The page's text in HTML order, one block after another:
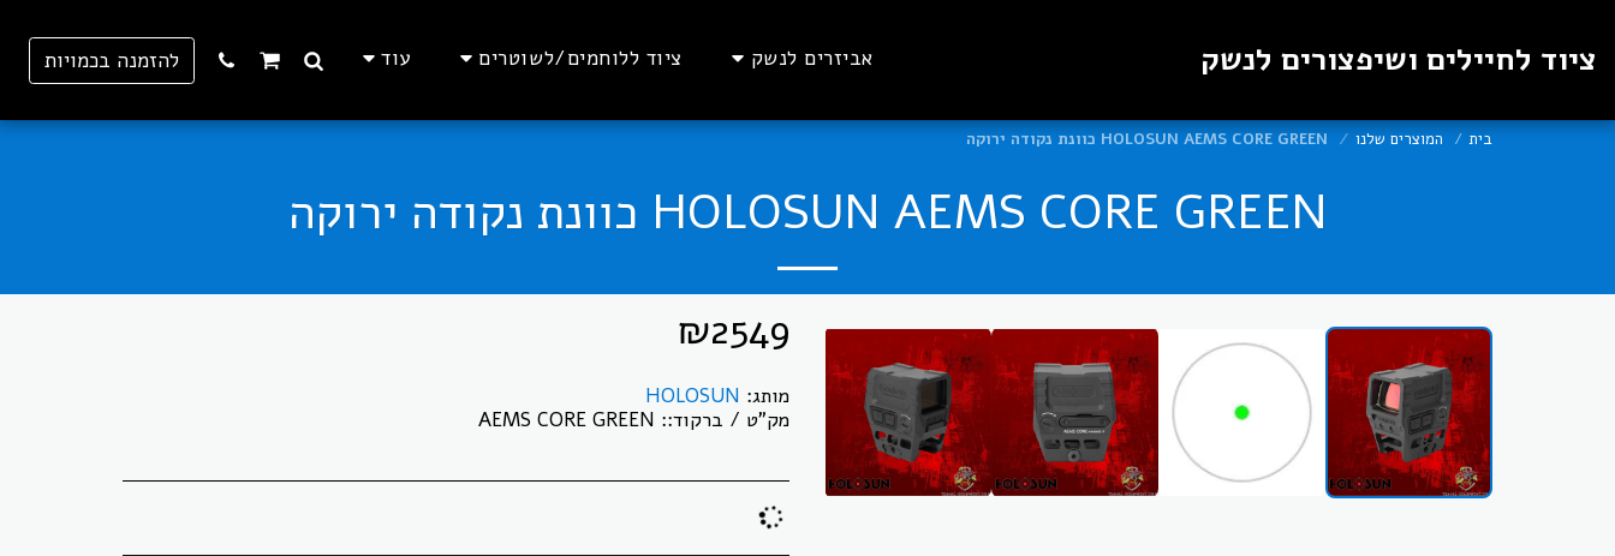
ציוד לחיילים ושיפצורים לנשק אביזרים לנשק ציוד ללוחמים/לשוטרים עוד להזמנה בכמויות
בית המוצרים שלנו HOLOSUN AEMS CORE GREEN כוונת נקודה ירוקה
HOLOSUN AEMS CORE GREEN כוונת נקודה ירוקה
₪2549
מותג: HOLOSUN
מק"ט / ברקוד:: AEMS CORE GREEN